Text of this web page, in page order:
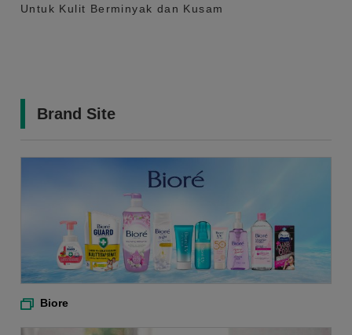
Untuk Kulit Berminyak dan Kusam
Brand Site
Biore